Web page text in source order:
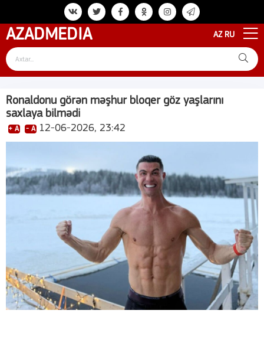
AZADMEDIA AZ RU
Ronaldonu görən məşhur bloqer göz yaşlarını
saxlaya bilmədi
+ A - A 12-06-2026, 23:42